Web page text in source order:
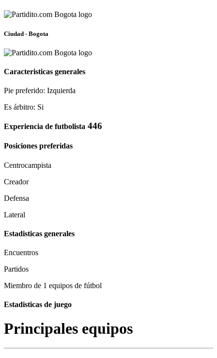
Ciudad - Bogota
Caracteristicas generales
Pie preferido: Izquierda
Es árbitro: Si
Experiencia de futbolista 446
Posiciones preferidas
Centrocampista
Creador
Defensa
Lateral
Estadisticas generales
Encuentros
Partidos
Miembro de 1 equipos de fútbol
Estadisticas de juego
Principales equipos